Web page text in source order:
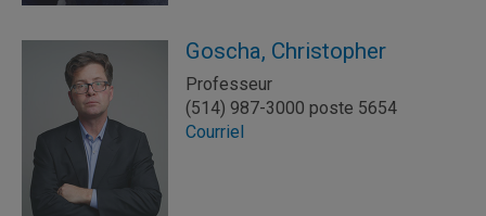
Goscha, Christopher
Professeur
(514) 987-3000 poste 5654
Courriel